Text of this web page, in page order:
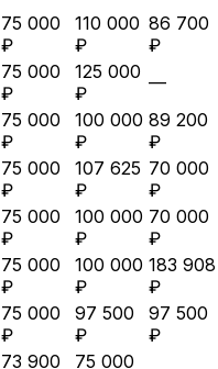
75 000
₽
110 000
₽
86 700
₽
75 000
₽
125 000
₽
—
75 000
₽
100 000
₽
89 200
₽
75 000
₽
107 625
₽
70 000
₽
75 000
₽
100 000
₽
70 000
₽
75 000
₽
100 000
₽
183 908
₽
75 000
₽
97 500
₽
97 500
₽
73 900
75 000